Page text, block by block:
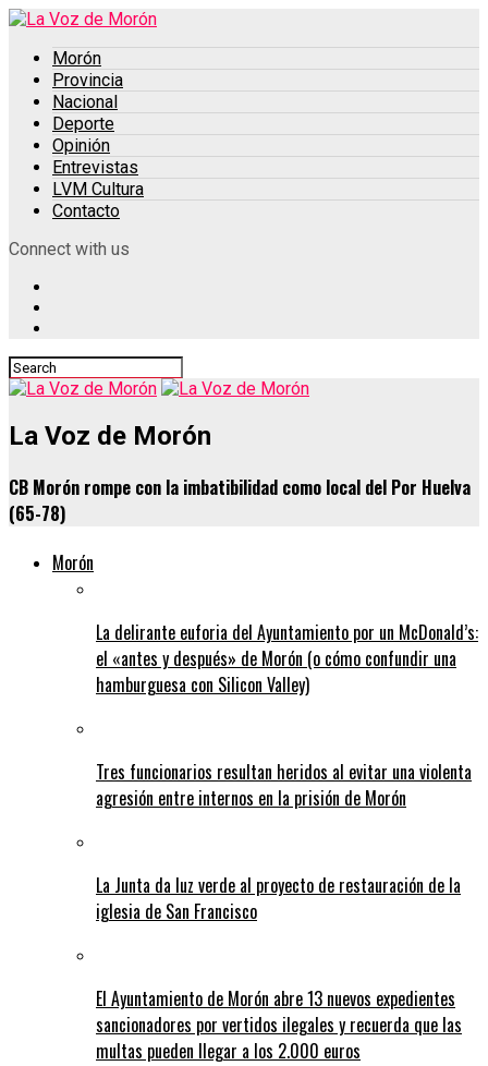
Morón
Provincia
Nacional
Deporte
Opinión
Entrevistas
LVM Cultura
Contacto
Connect with us
La Voz de Morón
CB Morón rompe con la imbatibilidad como local del Por Huelva
(65-78)
Morón
La delirante euforia del Ayuntamiento por un McDonald’s:
el «antes y después» de Morón (o cómo confundir una
hamburguesa con Silicon Valley)
Tres funcionarios resultan heridos al evitar una violenta
agresión entre internos en la prisión de Morón
La Junta da luz verde al proyecto de restauración de la
iglesia de San Francisco
El Ayuntamiento de Morón abre 13 nuevos expedientes
sancionadores por vertidos ilegales y recuerda que las
multas pueden llegar a los 2.000 euros